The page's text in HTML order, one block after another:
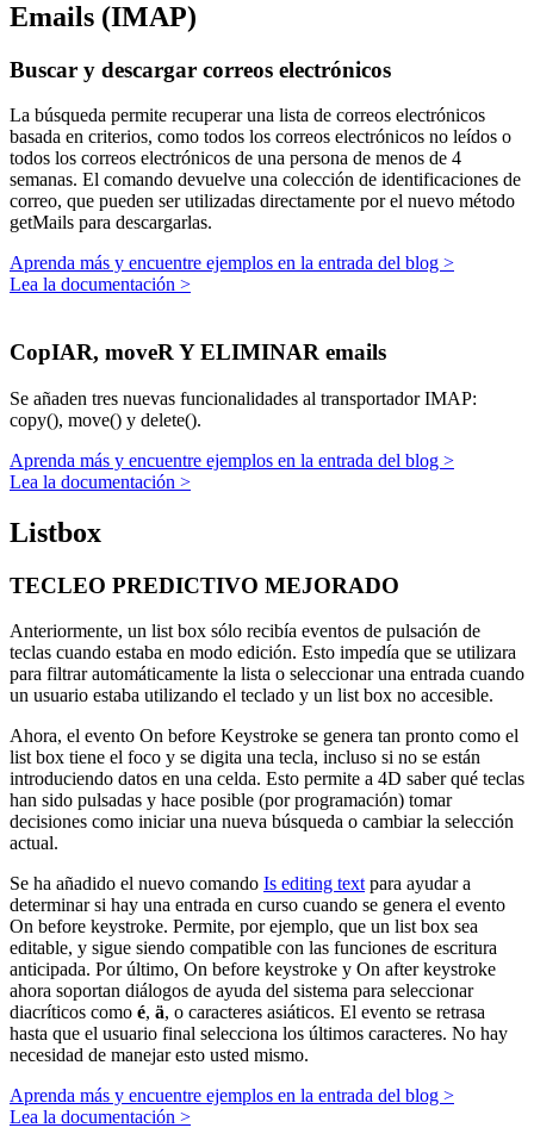
Emails (IMAP)
Buscar y descargar correos electrónicos
La búsqueda permite recuperar una lista de correos electrónicos
basada en criterios, como todos los correos electrónicos no leídos o
todos los correos electrónicos de una persona de menos de 4
semanas. El comando devuelve una colección de identificaciones de
correo, que pueden ser utilizadas directamente por el nuevo método
getMails para descargarlas.
Aprenda más y encuentre ejemplos en la entrada del blog >
Lea la documentación >
CopIAR, moveR Y ELIMINAR emails
Se añaden tres nuevas funcionalidades al transportador IMAP:
copy(), move() y delete().
Aprenda más y encuentre ejemplos en la entrada del blog >
Lea la documentación >
Listbox
TECLEO PREDICTIVO MEJORADO
Anteriormente, un list box sólo recibía eventos de pulsación de
teclas cuando estaba en modo edición. Esto impedía que se utilizara
para filtrar automáticamente la lista o seleccionar una entrada cuando
un usuario estaba utilizando el teclado y un list box no accesible.
Ahora, el evento On before Keystroke se genera tan pronto como el
list box tiene el foco y se digita una tecla, incluso si no se están
introduciendo datos en una celda. Esto permite a 4D saber qué teclas
han sido pulsadas y hace posible (por programación) tomar
decisiones como iniciar una nueva búsqueda o cambiar la selección
actual.
Se ha añadido el nuevo comando Is editing text para ayudar a
determinar si hay una entrada en curso cuando se genera el evento
On before keystroke. Permite, por ejemplo, que un list box sea
editable, y sigue siendo compatible con las funciones de escritura
anticipada. Por último, On before keystroke y On after keystroke
ahora soportan diálogos de ayuda del sistema para seleccionar
diacríticos como é, ä, o caracteres asiáticos. El evento se retrasa
hasta que el usuario final selecciona los últimos caracteres. No hay
necesidad de manejar esto usted mismo.
Aprenda más y encuentre ejemplos en la entrada del blog >
Lea la documentación >